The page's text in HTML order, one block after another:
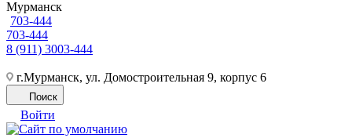
Мурманск
703-444
703-444
8 (911) 3003-444
г.Мурманск, ул. Домостроительная 9, корпус 6
Поиск
Войти